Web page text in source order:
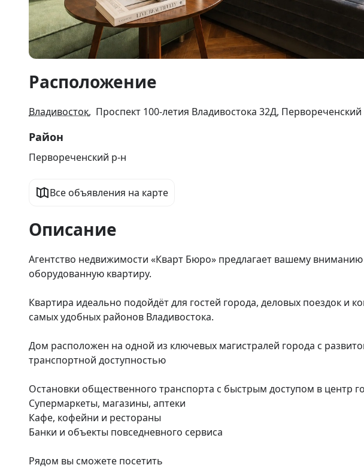
1
17
Расположение
Владивосток, Проспект 100-летия Владивостока 32Д, Первореченский
Район
Первореченский р-н
Все объявления на карте
Описание
Агентство недвижимости «Кварт Бюро» предлагает вашему
оборудованную квартиру.
Квартира идеально подойдёт для гостей города, деловых поездок и
самых удобных районов Владивостока.
Дом расположен на одной из ключевых магистралей города с
транспортной доступностью
Остановки общественного транспорта с быстрым доступом в центр
Супермаркеты, магазины, аптеки
Кафе, кофейни и рестораны
Банки и объекты повседневного сервиса
Рядом вы сможете посетить